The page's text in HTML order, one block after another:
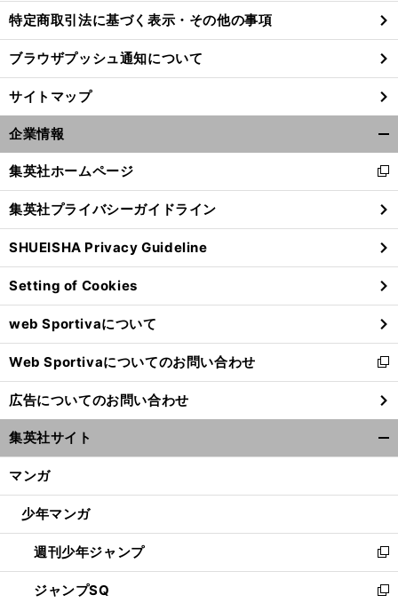
特定商取引法に基づく表示・その他の事項
ブラウザプッシュ通知について
サイトマップ
企業情報
閉
る
集英社ホームページ
新
し
い
ウ
ィ
ン
ド
ウ
で
開
く
集英社プライバシーガイドライン
SHUEISHA Privacy Guideline
Setting of Cookies
web Sportivaについて
Web Sportivaについてのお問い合わせ
新
し
い
ウ
ィ
ン
ウ
開
く
広告についてのお問い合わせ
集英社サイト
マンガ
少年マンガ
週刊少年ジャンプ
新
し
い
ジャンプSQ
新